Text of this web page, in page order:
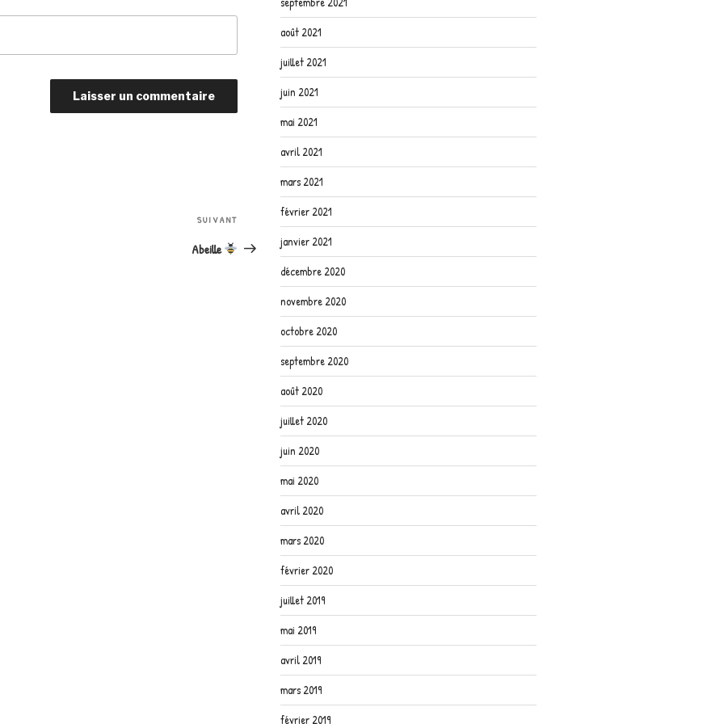
suivant
SUIVANT
Abeille
août 2021
juillet 2021
juin 2021
mai 2021
avril 2021
mars 2021
février 2021
janvier 2021
décembre 2020
novembre 2020
octobre 2020
septembre 2020
août 2020
juillet 2020
juin 2020
mai 2020
avril 2020
mars 2020
février 2020
juillet 2019
mai 2019
avril 2019
mars 2019
février 2019